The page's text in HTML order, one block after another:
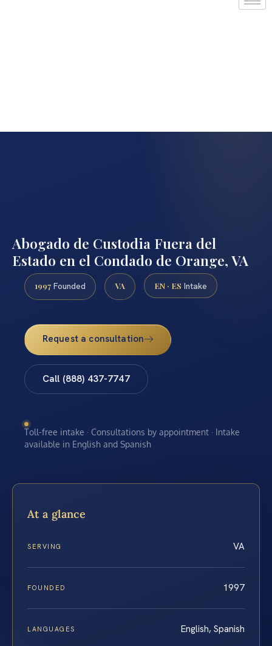
Abogado de Custodia Fuera del
Estado en el Condado de Orange, VA
1997 Founded VA EN · ES Intake
Request a consultation
Call (888) 437-7747
Toll-free intake · Consultations by appointment · Intake
available in English and Spanish
At a glance
SERVING VA
FOUNDED 1997
LANGUAGES English, Spanish